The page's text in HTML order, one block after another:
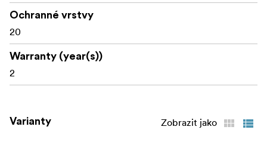
Ochranné vrstvy
20
Warranty (year(s))
2
Varianty Zobrazit jako